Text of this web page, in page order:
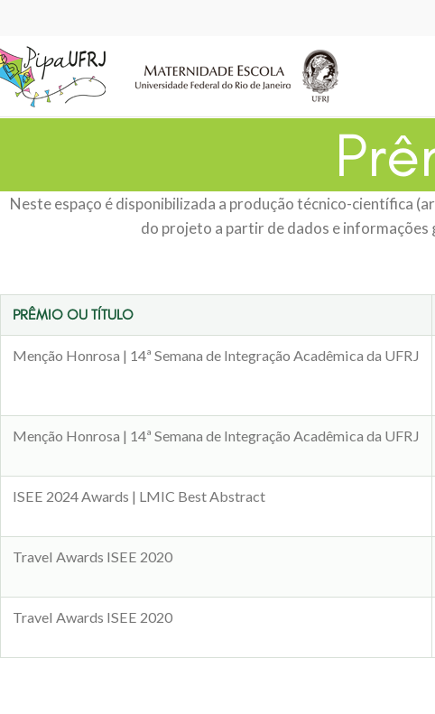
Neste espaço é disponibilizada a produção técnico-científica
do projeto a partir de dados e informações
PRÊMIO OU TÍTULO
Menção Honrosa | 14ª Semana de Integração Acadêmica da UFRJ
Menção Honrosa | 14ª Semana de Integração Acadêmica da UFRJ
ISEE 2024 Awards | LMIC Best Abstract
Travel Awards ISEE 2020
Travel Awards ISEE 2020